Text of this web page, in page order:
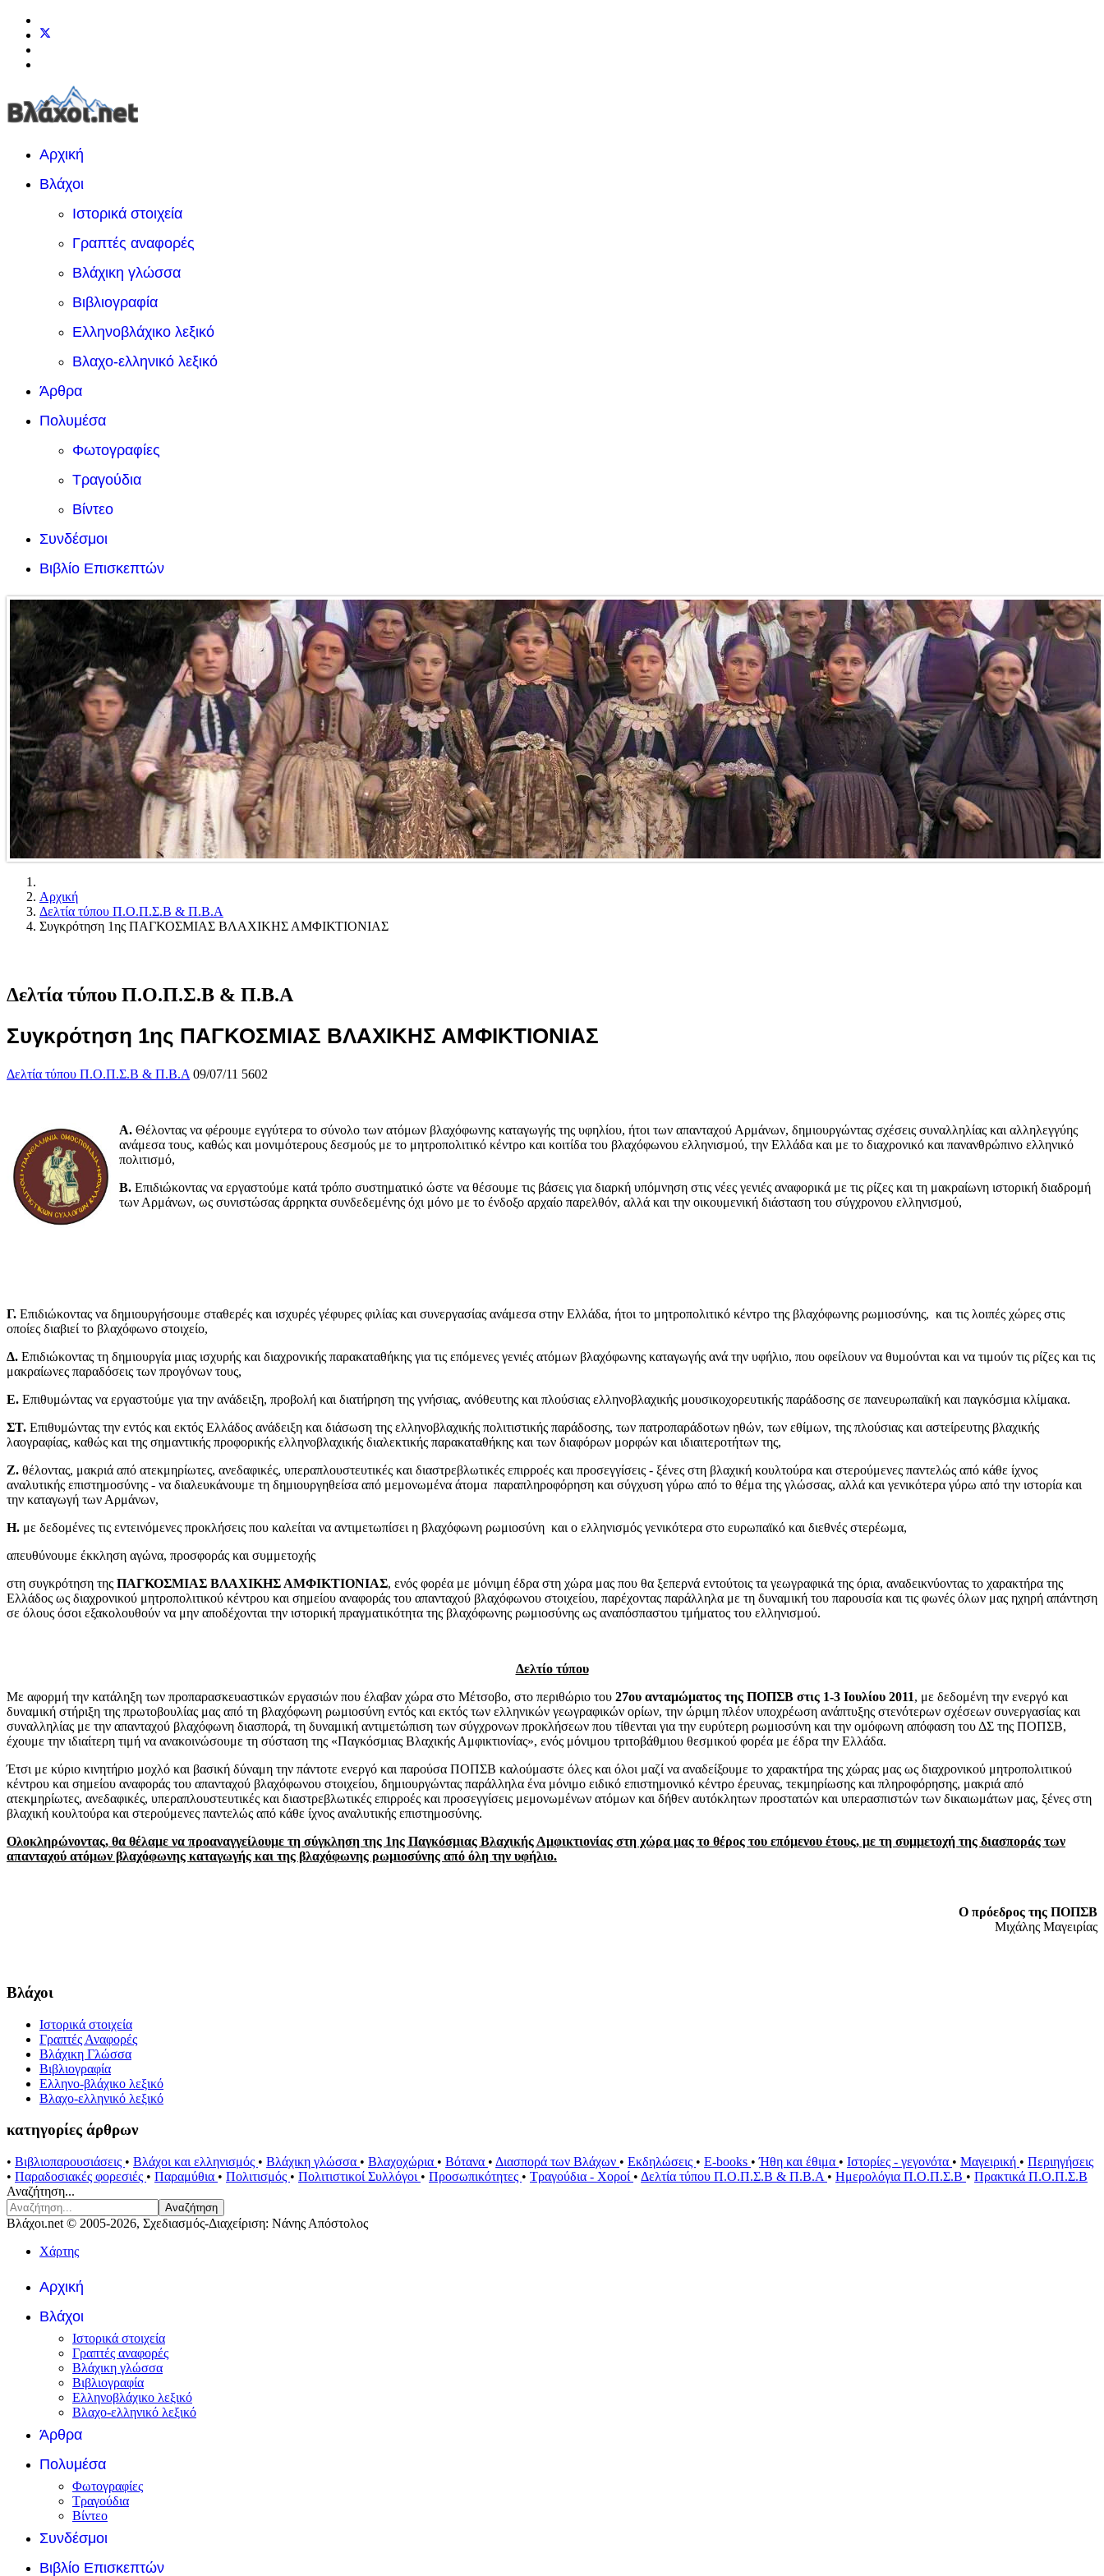
Αρχική
Βλάχοι
Ιστορικά στοιχεία
Γραπτές αναφορές
Βλάχικη γλώσσα
Βιβλιογραφία
Ελληνοβλάχικο λεξικό
Βλαχο-ελληνικό λεξικό
Άρθρα
Πολυμέσα
Φωτογραφίες
Τραγούδια
Βίντεο
Συνδέσμοι
Βιβλίο Επισκεπτών
Αρχική
Δελτία τύπου Π.Ο.Π.Σ.Β & Π.Β.Α
Συγκρότηση 1ης ΠΑΓΚΟΣΜΙΑΣ ΒΛΑΧΙΚΗΣ ΑΜΦΙΚΤΙΟΝΙΑΣ
Δελτία τύπου Π.Ο.Π.Σ.Β & Π.Β.Α
Συγκρότηση 1ης ΠΑΓΚΟΣΜΙΑΣ ΒΛΑΧΙΚΗΣ ΑΜΦΙΚΤΙΟΝΙΑΣ
Δελτία τύπου Π.Ο.Π.Σ.Β & Π.Β.Α 09/07/11 5602
Α. Θέλοντας να φέρουμε εγγύτερα το σύνολο των ατόμων βλαχόφωνης καταγωγής της υφηλίου, ήτοι των απανταχού Αρμάνων, δημιουργώντας σχέσεις συναλληλίας και αλληλεγγύης
ανάμεσα τους, καθώς και μονιμότερους δεσμούς με το μητροπολιτικό κέντρο και κοιτίδα του βλαχόφωνου ελληνισμού, την Ελλάδα και με το διαχρονικό και πανανθρώπινο ελληνικό
πολιτισμό,
Β. Επιδιώκοντας να εργαστούμε κατά τρόπο συστηματικό ώστε να θέσουμε τις βάσεις για διαρκή υπόμνηση στις νέες γενιές αναφορικά με τις ρίζες και τη μακραίωνη ιστορική διαδρομή
των Αρμάνων, ως συνιστώσας άρρηκτα συνδεδεμένης όχι μόνο με το ένδοξο αρχαίο παρελθόν, αλλά και την οικουμενική διάσταση του σύγχρονου ελληνισμού,
Γ. Επιδιώκοντας να δημιουργήσουμε σταθερές και ισχυρές γέφυρες φιλίας και συνεργασίας ανάμεσα στην Ελλάδα, ήτοι το μητροπολιτικό κέντρο της βλαχόφωνης ρωμιοσύνης, και τις λοιπές χώρες στις
οποίες διαβιεί το βλαχόφωνο στοιχείο,
Δ. Επιδιώκοντας τη δημιουργία μιας ισχυρής και διαχρονικής παρακαταθήκης για τις επόμενες γενιές ατόμων βλαχόφωνης καταγωγής ανά την υφήλιο, που οφείλουν να θυμούνται και να τιμούν τις ρίζες και τις
μακραίωνες παραδόσεις των προγόνων τους,
Ε. Επιθυμώντας να εργαστούμε για την ανάδειξη, προβολή και διατήρηση της γνήσιας, ανόθευτης και πλούσιας ελληνοβλαχικής μουσικοχορευτικής παράδοσης σε πανευρωπαϊκή και παγκόσμια κλίμακα.
ΣΤ. Επιθυμώντας την εντός και εκτός Ελλάδος ανάδειξη και διάσωση της ελληνοβλαχικής πολιτιστικής παράδοσης, των πατροπαράδοτων ηθών, των εθίμων, της πλούσιας και αστείρευτης βλαχικής
λαογραφίας, καθώς και της σημαντικής προφορικής ελληνοβλαχικής διαλεκτικής παρακαταθήκης και των διαφόρων μορφών και ιδιαιτεροτήτων της,
Ζ. θέλοντας, μακριά από ατεκμηρίωτες, ανεδαφικές, υπεραπλουστευτικές και διαστρεβλωτικές επιρροές και προσεγγίσεις - ξένες στη βλαχική κουλτούρα και στερούμενες παντελώς από κάθε ίχνος
αναλυτικής επιστημοσύνης - να διαλευκάνουμε τη δημιουργηθείσα από μεμονωμένα άτομα παραπληροφόρηση και σύγχυση γύρω από το θέμα της γλώσσας, αλλά και γενικότερα γύρω από την ιστορία και
την καταγωγή των Αρμάνων,
Η. με δεδομένες τις εντεινόμενες προκλήσεις που καλείται να αντιμετωπίσει η βλαχόφωνη ρωμιοσύνη και ο ελληνισμός γενικότερα στο ευρωπαϊκό και διεθνές στερέωμα,
απευθύνουμε έκκληση αγώνα, προσφοράς και συμμετοχής
στη συγκρότηση της ΠΑΓΚΟΣΜΙΑΣ ΒΛΑΧΙΚΗΣ ΑΜΦΙΚΤΙΟΝΙΑΣ, ενός φορέα με μόνιμη έδρα στη χώρα μας που θα ξεπερνά εντούτοις τα γεωγραφικά της όρια, αναδεικνύοντας το χαρακτήρα της
Ελλάδος ως διαχρονικού μητροπολιτικού κέντρου και σημείου αναφοράς του απανταχού βλαχόφωνου στοιχείου, παρέχοντας παράλληλα με τη δυναμική του παρουσία και τις φωνές όλων μας ηχηρή απάντηση
σε όλους όσοι εξακολουθούν να μην αποδέχονται την ιστορική πραγματικότητα της βλαχόφωνης ρωμιοσύνης ως αναπόσπαστου τμήματος του ελληνισμού.
Δελτίο τύπου
Με αφορμή την κατάληξη των προπαρασκευαστικών εργασιών που έλαβαν χώρα στο Μέτσοβο, στο περιθώριο του 27ου ανταμώματος της ΠΟΠΣΒ στις 1-3 Ιουλίου 2011, με δεδομένη την ενεργό και
δυναμική στήριξη της πρωτοβουλίας μας από τη βλαχόφωνη ρωμιοσύνη εντός και εκτός των ελληνικών γεωγραφικών ορίων, την ώριμη πλέον υποχρέωση ανάπτυξης στενότερων σχέσεων συνεργασίας και
συναλληλίας με την απανταχού βλαχόφωνη διασπορά, τη δυναμική αντιμετώπιση των σύγχρονων προκλήσεων που τίθενται για την ευρύτερη ρωμιοσύνη και την ομόφωνη απόφαση του ΔΣ της ΠΟΠΣΒ,
έχουμε την ιδιαίτερη τιμή να ανακοινώσουμε τη σύσταση της «Παγκόσμιας Βλαχικής Αμφικτιονίας», ενός μόνιμου τριτοβάθμιου θεσμικού φορέα με έδρα την Ελλάδα.
Έτσι με κύριο κινητήριο μοχλό και βασική δύναμη την πάντοτε ενεργό και παρούσα ΠΟΠΣΒ καλούμαστε όλες και όλοι μαζί να αναδείξουμε το χαρακτήρα της χώρας μας ως διαχρονικού μητροπολιτικού
κέντρου και σημείου αναφοράς του απανταχού βλαχόφωνου στοιχείου, δημιουργώντας παράλληλα ένα μόνιμο ειδικό επιστημονικό κέντρο έρευνας, τεκμηρίωσης και πληροφόρησης, μακριά από
ατεκμηρίωτες, ανεδαφικές, υπεραπλουστευτικές και διαστρεβλωτικές επιρροές και προσεγγίσεις μεμονωμένων ατόμων και δήθεν αυτόκλητων προστατών και υπερασπιστών των δικαιωμάτων μας, ξένες στη
βλαχική κουλτούρα και στερούμενες παντελώς από κάθε ίχνος αναλυτικής επιστημοσύνης.
Ολοκληρώνοντας, θα θέλαμε να προαναγγείλουμε τη σύγκληση της 1ης Παγκόσμιας Βλαχικής Αμφικτιονίας στη χώρα μας το θέρος του επόμενου έτους, με τη συμμετοχή της διασποράς των
απανταχού ατόμων βλαχόφωνης καταγωγής και της βλαχόφωνης ρωμιοσύνης από όλη την υφήλιο.
Ο πρόεδρος της ΠΟΠΣΒ
Μιχάλης Μαγειρίας
Βλάχοι
Ιστορικά στοιχεία
Γραπτές Αναφορές
Βλάχικη Γλώσσα
Βιβλιογραφία
Ελληνο-βλάχικο λεξικό
Βλαχο-ελληνικό λεξικό
κατηγορίες άρθρων
• Βιβλιοπαρουσιάσεις • Βλάχοι και ελληνισμός • Βλάχικη γλώσσα • Βλαχοχώρια • Βότανα • Διασπορά των Βλάχων • Εκδηλώσεις • E-books •Ήθη και έθιμα • Ιστορίες - γεγονότα • Μαγειρική • Περιηγήσεις
• Παραδοσιακές φορεσιές • Παραμύθια • Πολιτισμός • Πολιτιστικοί Συλλόγοι • Προσωπικότητες • Τραγούδια - Χοροί • Δελτία τύπου Π.Ο.Π.Σ.Β & Π.Β.Α • Ημερολόγια Π.Ο.Π.Σ.Β • Πρακτικά Π.Ο.Π.Σ.Β
Αναζήτηση...
Αναζήτηση
Βλάχοι.net © 2005-2026, Σχεδιασμός-Διαχείριση: Νάνης Απόστολος
Χάρτης
Αρχική
Βλάχοι
Ιστορικά στοιχεία
Γραπτές αναφορές
Βλάχικη γλώσσα
Βιβλιογραφία
Ελληνοβλάχικο λεξικό
Βλαχο-ελληνικό λεξικό
Άρθρα
Πολυμέσα
Φωτογραφίες
Τραγούδια
Βίντεο
Συνδέσμοι
Βιβλίο Επισκεπτών